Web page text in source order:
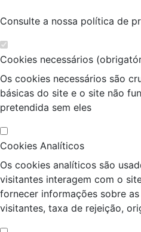
Consulte a nossa política de
Cookies necessários
Os cookies necessários são
básicas do site e o site não
pretendida sem eles
Cookies Analíticos
Os cookies analíticos são
visitantes interagem com o
fornecer informações sobre
visitantes, taxa de rejeição,